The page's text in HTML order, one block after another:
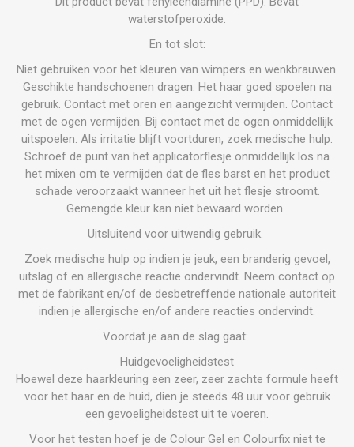
waterstofperoxide.
En tot slot:
Niet gebruiken voor het kleuren van wimpers en wenkbrauwen.
Geschikte handschoenen dragen. Het haar goed spoelen na
gebruik. Contact met oren en aangezicht vermijden. Contact
met de ogen vermijden. Bij contact met de ogen onmiddellijk
uitspoelen. Als irritatie blijft voortduren, zoek medische hulp.
Schroef de punt van het applicatorflesje onmiddellijk los na
het mixen om te vermijden dat de fles barst en het product
schade veroorzaakt wanneer het uit het flesje stroomt.
Gemengde kleur kan niet bewaard worden.
Uitsluitend voor uitwendig gebruik.
Zoek medische hulp op indien je jeuk, een branderig gevoel,
uitslag of en allergische reactie ondervindt. Neem contact op
met de fabrikant en/of de desbetreffende nationale autoriteit
indien je allergische en/of andere reacties ondervindt.
Voordat je aan de slag gaat:
Huidgevoeligheidstest
Hoewel deze haarkleuring een zeer, zeer zachte formule heeft
voor het haar en de huid, dien je steeds 48 uur voor gebruik
een gevoeligheidstest uit te voeren.
Voor het testen hoef je de Colour Gel en Colourfix niet te